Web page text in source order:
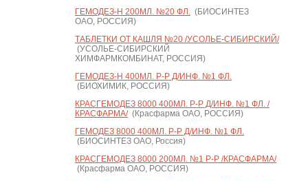
ГЕМОДЕЗ-Н 200МЛ. №20 ФЛ.(БИОСИНТЕЗ
ОАО, РОССИЯ)
ТАБЛЕТКИ ОТ КАШЛЯ №20 /УСОЛЬЕ-СИБИРСКИЙ/
(УСОЛЬЕ-СИБИРСКИЙ
ХИМФАРМКОМБИНАТ, РОССИЯ)
ГЕМОДЕЗ-Н 400МЛ. Р-Р Д/ИНФ. №1 ФЛ.
(БИОХИМИК, РОССИЯ)
КРАСГЕМОДЕЗ 8000 400МЛ. Р-Р Д/ИНФ. №1 ФЛ. /
КРАСФАРМА/(Красфарма ОАО, РОССИЯ)
ГЕМОДЕЗ 8000 400МЛ. Р-Р Д/ИНФ. №1 ФЛ.
(БИОСИНТЕЗ ОАО, Россия)
КРАСГЕМОДЕЗ 8000 200МЛ. №1 Р-Р /КРАСФАРМА/
(Красфарма ОАО, РОССИЯ)